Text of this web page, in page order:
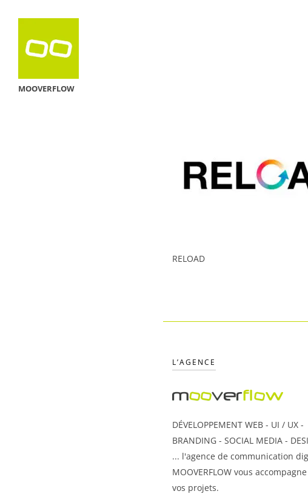
MOOVERFLOW
RELOAD
L’AGENCE
DÉVELOPPEMENT WEB - UI / UX -
BRANDING - SOCIAL MEDIA -
... l'agence de communication
MOOVERFLOW vous
vos projets.